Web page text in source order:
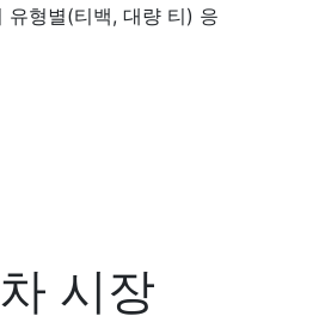
유형별(티백, 대량 티) 응
시장